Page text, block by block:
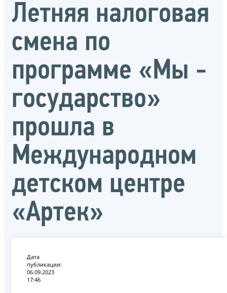
Летняя налоговая
смена по
программе «Мы -
государство»
прошла в
Международном
детском центре
«Артек»
Дата
публикации:
06.09.2023
17:46